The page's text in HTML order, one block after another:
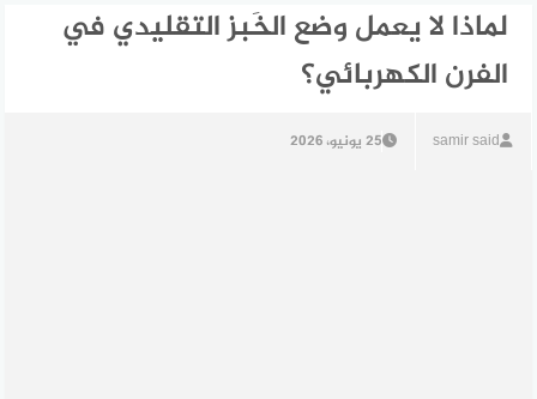
لماذا لا يعمل وضع الخَبز التقليدي في
الفرن الكهربائي؟
samir said 25 يونيو، 2026